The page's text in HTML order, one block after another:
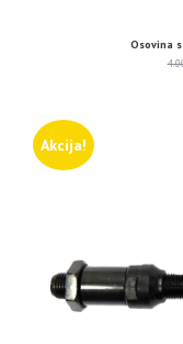
Osovina
Akcija!